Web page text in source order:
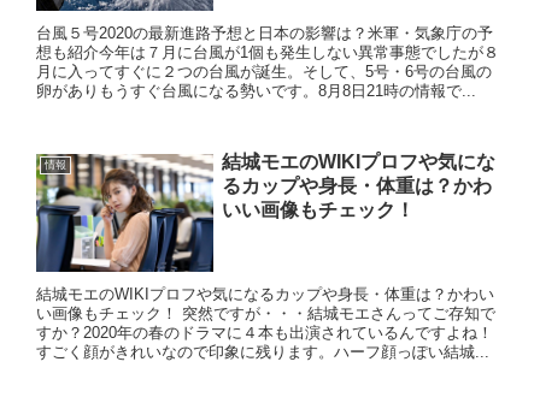
台風５号2020の最新進路予想と日本の影響は？米軍・気象庁の予
想も紹介今年は７月に台風が1個も発生しない異常事態でしたが８
月に入ってすぐに２つの台風が誕生。そして、5号・6号の台風の
卵がありもうすぐ台風になる勢いです。8月8日21時の情報で...
情報
結城モエのWIKIプロフや気にな
るカップや身長・体重は？かわ
いい画像もチェック！
結城モエのWIKIプロフや気になるカップや身長・体重は？かわい
い画像もチェック！ 突然ですが・・・結城モエさんってご存知で
すか？2020年の春のドラマに４本も出演されているんですよね！
すごく顔がきれいなので印象に残ります。ハーフ顔っぽい結城...